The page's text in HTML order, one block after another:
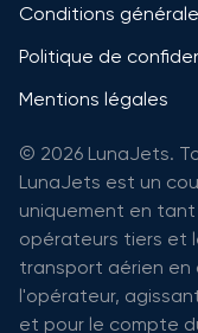
Conditions
Politique de
Mentions légales
© 2026 LunaJets.
LunaJets est un
uniquement en
opérateurs tiers et
transport aérien
l'opérateur,
et pour le compte